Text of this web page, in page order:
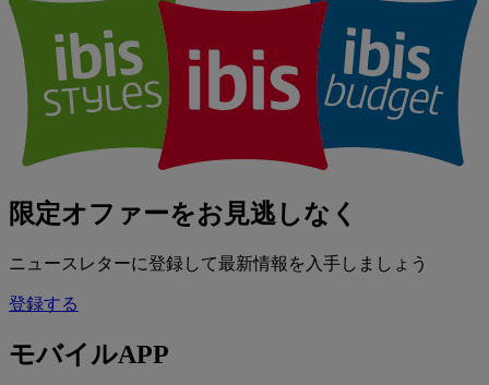
限定オファーをお見逃しなく
ニュースレターに登録して最新情報を入手しましょう
登録する
モバイルAPP